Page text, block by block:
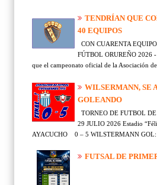
TENDRÍAN QUE
40 EQUIPOS
CON CUARENTA
FÚTBOL ORUREÑO 2026
que el campeonato oficial de la Asociación de
WILSERMANN, SE
GOLEANDO
TORNEO DE FUTBOL
29 JULIO 2026 Estadio
AYACUCHO 0 – 5 WILSTERMANN GOL:
FUTSAL DE